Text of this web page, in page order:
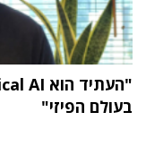
בעולם הפיזי"